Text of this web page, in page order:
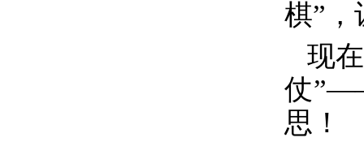
棋”，
现
仗
思！